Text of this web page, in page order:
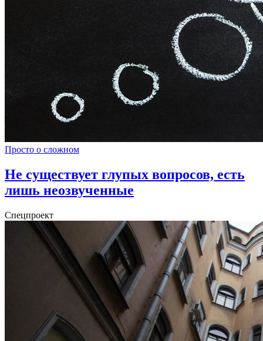
Просто о сложном
Не существует глупых вопросов, есть
лишь неозвученные
Спецпроект